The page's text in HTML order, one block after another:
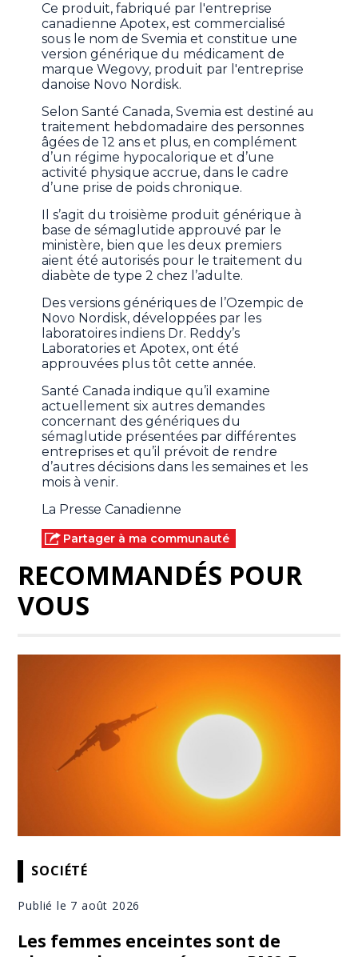
Ce produit, fabriqué par l'entreprise
canadienne Apotex, est commercialisé
sous le nom de Svemia et constitue une
version générique du médicament de
marque Wegovy, produit par l'entreprise
danoise Novo Nordisk.
Selon Santé Canada, Svemia est destiné au
traitement hebdomadaire des personnes
âgées de 12 ans et plus, en complément
d’un régime hypocalorique et d’une
activité physique accrue, dans le cadre
d’une prise de poids chronique.
Il s’agit du troisième produit générique à
base de sémaglutide approuvé par le
ministère, bien que les deux premiers
aient été autorisés pour le traitement du
diabète de type 2 chez l’adulte.
Des versions génériques de l’Ozempic de
Novo Nordisk, développées par les
laboratoires indiens Dr. Reddy’s
Laboratories et Apotex, ont été
approuvées plus tôt cette année.
Santé Canada indique qu’il examine
actuellement six autres demandes
concernant des génériques du
sémaglutide présentées par différentes
entreprises et qu’il prévoit de rendre
d’autres décisions dans les semaines et les
mois à venir.
La Presse Canadienne
Partager à ma communauté
RECOMMANDÉS POUR
VOUS
SOCIÉTÉ
Publié le 7 août 2026
Les femmes enceintes sont de